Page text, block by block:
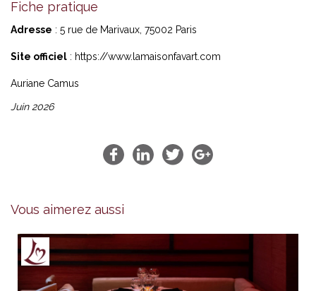
Fiche pratique
Adresse : 5 rue de Marivaux, 75002 Paris
Site officiel : https://www.lamaisonfavart.com
Auriane Camus
Juin 2026
Vous aimerez aussi